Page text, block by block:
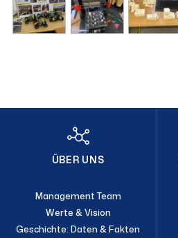
ÜBER UNS
Management Team
Werte & Vision
Geschichte: Daten & Fakten